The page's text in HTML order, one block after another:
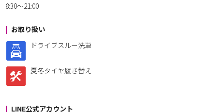
8:30～21:00
お取り扱い
ドライブスルー洗車
夏冬タイヤ履き替え
LINE公式アカウント